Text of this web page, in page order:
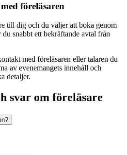
föreläsaren
till dig och du väljer att boka genom
snabbt ett bekräftande avtal från
med föreläsaren eller talaren du
av evenemangets innehåll och
detaljer.
svar om föreläsare